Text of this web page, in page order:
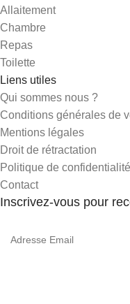
Allaitement
Chambre
Repas
Toilette
Liens utiles
Qui sommes nous ?
Conditions générales de
Mentions légales
Droit de rétractation
Politique de confidentialité
Contact
Inscrivez-vous pour